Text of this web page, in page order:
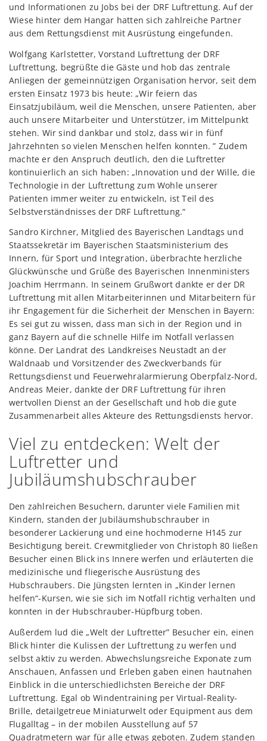
und Informationen zu Jobs bei der DRF Luftrettung. Auf der
Wiese hinter dem Hangar hatten sich zahlreiche Partner
aus dem Rettungsdienst mit Ausrüstung eingefunden.
Wolfgang Karlstetter, Vorstand Luftrettung der DRF
Luftrettung, begrüßte die Gäste und hob das zentrale
Anliegen der gemeinnützigen Organisation hervor, seit dem
ersten Einsatz 1973 bis heute: „Wir feiern das
Einsatzjubiläum, weil die Menschen, unsere Patienten, aber
auch unsere Mitarbeiter und Unterstützer, im Mittelpunkt
stehen. Wir sind dankbar und stolz, dass wir in fünf
Jahrzehnten so vielen Menschen helfen konnten. ” Zudem
machte er den Anspruch deutlich, den die Luftretter
kontinuierlich an sich haben: „Innovation und der Wille, die
Technologie in der Luftrettung zum Wohle unserer
Patienten immer weiter zu entwickeln, ist Teil des
Selbstverständnisses der DRF Luftrettung.“
Sandro Kirchner, Mitglied des Bayerischen Landtags und
Staatssekretär im Bayerischen Staatsministerium des
Innern, für Sport und Integration, überbrachte herzliche
Glückwünsche und Grüße des Bayerischen Innenministers
Joachim Herrmann. In seinem Grußwort dankte er der DR
Luftrettung mit allen Mitarbeiterinnen und Mitarbeitern für
ihr Engagement für die Sicherheit der Menschen in Bayern:
Es sei gut zu wissen, dass man sich in der Region und in
ganz Bayern auf die schnelle Hilfe im Notfall verlassen
könne. Der Landrat des Landkreises Neustadt an der
Waldnaab und Vorsitzender des Zweckverbands für
Rettungsdienst und Feuerwehralarmierung Oberpfalz-Nord,
Andreas Meier, dankte der DRF Luftrettung für ihren
wertvollen Dienst an der Gesellschaft und hob die gute
Zusammenarbeit alles Akteure des Rettungsdiensts hervor.
Viel zu entdecken: Welt der
Luftretter und
Jubiläumshubschrauber
Den zahlreichen Besuchern, darunter viele Familien mit
Kindern, standen der Jubiläumshubschrauber in
besonderer Lackierung und eine hochmoderne H145 zur
Besichtigung bereit. Crewmitglieder von Christoph 80 ließen
Besucher einen Blick ins Innere werfen und erläuterten die
medizinische und fliegerische Ausrüstung des
Hubschraubers. Die Jüngsten lernten in „Kinder lernen
helfen“-Kursen, wie sie sich im Notfall richtig verhalten und
konnten in der Hubschrauber-Hüpfburg toben.
Außerdem lud die „Welt der Luftretter” Besucher ein, einen
Blick hinter die Kulissen der Luftrettung zu werfen und
selbst aktiv zu werden. Abwechslungsreiche Exponate zum
Anschauen, Anfassen und Erleben gaben einen hautnahen
Einblick in die unterschiedlichsten Bereiche der DRF
Luftrettung. Egal ob Windentraining per Virtual-Reality-
Brille, detailgetreue Miniaturwelt oder Equipment aus dem
Flugalltag – in der mobilen Ausstellung auf 57
Quadratmetern war für alle etwas geboten. Zudem standen